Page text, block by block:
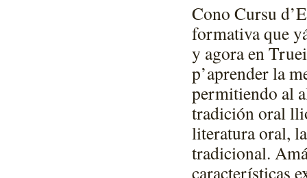
Cono Cursu
formativa que
y agora en
p’aprender la
permitiendo al
tradición oral
literatura oral,
tradicional.
características